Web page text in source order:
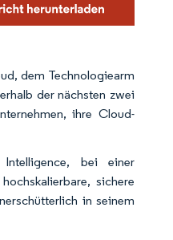
dem Technologiearm
der nächsten zwei
ihre Cloud-
bei einer
sichere
in seinem